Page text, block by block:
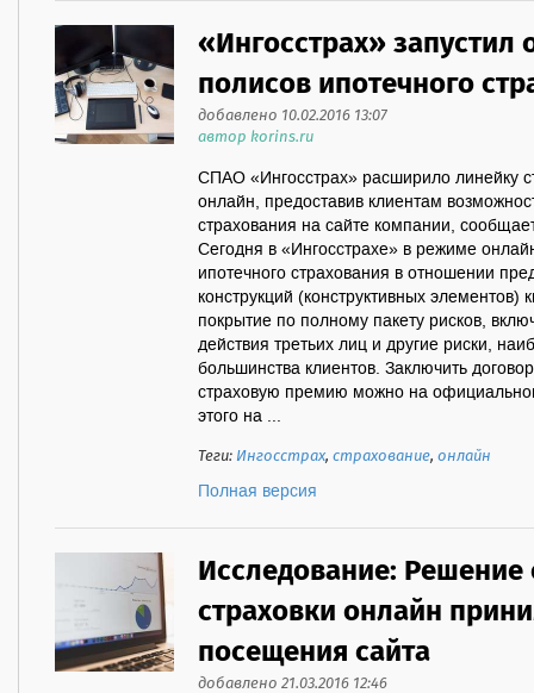
«Ингосстрах»
полисов ипотечного
добавлено 10.02.2016 13:07
автор korins.ru
СПАО «Ингосстрах» расширило линейку
онлайн, предоставив клиентам
страхования на сайте компании,
Сегодня в «Ингосстрахе» в режиме
ипотечного страхования в отношении
конструкций (конструктивных элементов)
покрытие по полному пакету рисков,
действия третьих лиц и другие риски,
большинства клиентов. Заключить
страховую премию можно на
этого на ...
Теги:Ингосстрах,страхование,онлайн
Полная версия
Исследование: Решение
страховки онлайн
посещения сайта
добавлено 21.03.2016 12:46